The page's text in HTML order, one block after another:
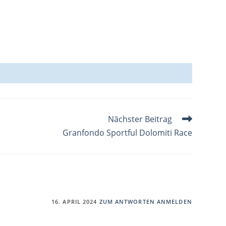
Nächster Beitrag
Granfondo Sportful Dolomiti Race
16. APRIL 2024 ZUM ANTWORTEN ANMELDEN